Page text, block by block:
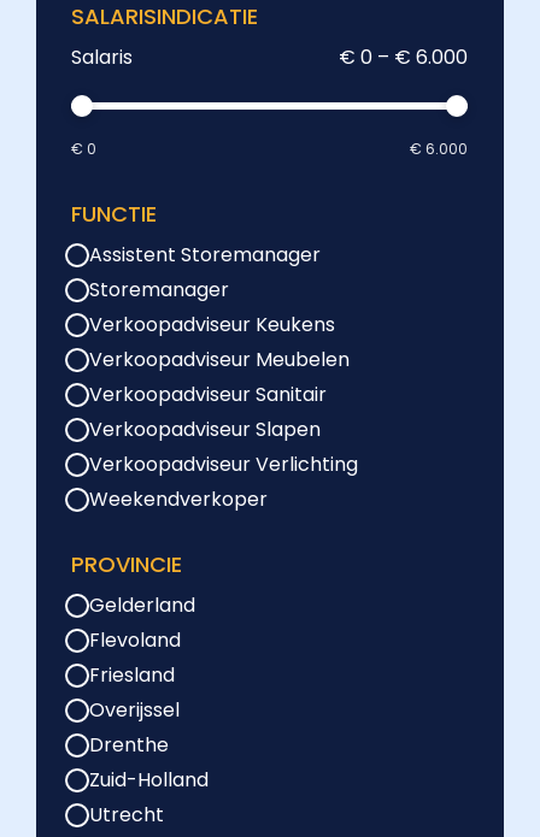
SALARISINDICATIE
Salaris € 0 – € 6.000
€ 0 € 6.000
FUNCTIE
Assistent Storemanager
Storemanager
Verkoopadviseur Keukens
Verkoopadviseur Meubelen
Verkoopadviseur Sanitair
Verkoopadviseur Slapen
Verkoopadviseur Verlichting
Weekendverkoper
PROVINCIE
Gelderland
Flevoland
Friesland
Overijssel
Drenthe
Zuid-Holland
Utrecht